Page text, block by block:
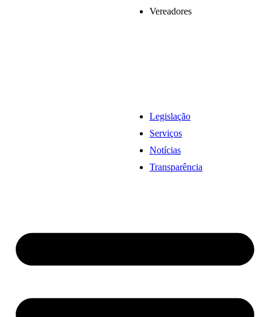
Vereadores
Legislação
Serviços
Notícias
Transparência